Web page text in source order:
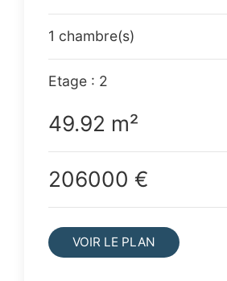
1 chambre(s)
Etage : 2
49.92 m²
206000 €
VOIR LE PLAN